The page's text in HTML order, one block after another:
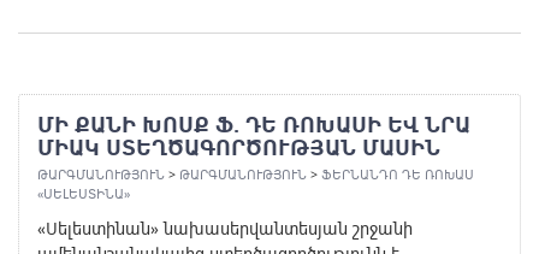
ՄԻ ՔԱՆԻ ԽՈՍՔ Ֆ. ԴԵ ՌՈԽԱՍԻ ԵՎ ՆՐԱ
ՄԻԱԿ ՍՏԵՂԾԱԳՈՐԾՈՒԹՅԱՆ ՄԱՍԻՆ
ԹԱՐԳՄԱՆՈՒԹՅՈՒՆ > ԹԱՐԳՄԱՆՈՒԹՅՈՒՆ > ՖԵՐՆԱՆԴՈ ԴԵ ՌՈԽԱՍ
«ՍԵԼԵՍՏԻՆԱ»
«Սելեստինան» նախասերվանտեսյան շրջանի